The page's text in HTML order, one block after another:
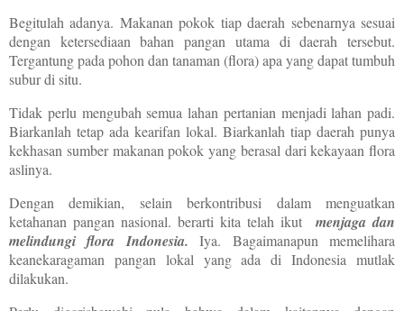
Begitulah adanya. Makanan pokok tiap daerah sebenarnya sesuai
dengan ketersediaan bahan pangan utama di daerah tersebut.
Tergantung pada pohon dan tanaman (flora) apa yang dapat tumbuh
subur di situ.
Tidak perlu mengubah semua lahan pertanian menjadi lahan padi.
Biarkanlah tetap ada kearifan lokal. Biarkanlah tiap daerah punya
kekhasan sumber makanan pokok yang berasal dari kekayaan flora
aslinya.
Dengan demikian, selain berkontribusi dalam menguatkan
ketahanan pangan nasional. berarti kita telah ikut
menjaga dan
melindungi flora Indonesia.Iya.
Bagaimanapun memelihara
keanekaragaman pangan lokal yang ada di Indonesia mutlak
dilakukan.